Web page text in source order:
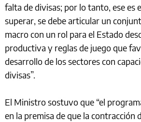
falta de divisas; por lo tanto, ese es
superar, se debe articular un
macro con un rol para el Estado
productiva y reglas de juego que
desarrollo de los sectores con
divisas”.
El Ministro sostuvo que “el
en la premisa de que la contracción